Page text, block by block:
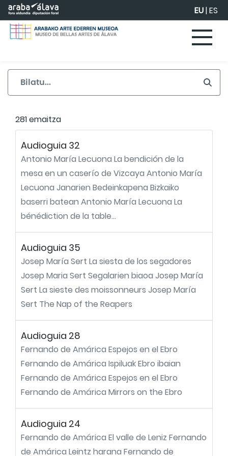
Eduki nagusira joan EU|ES
281 emaitza
Audioguia 32
Antonio María Lecuona La bendición de la
mesa en un caserío de Vizcaya Antonio María
Lecuona Janarien Bedeinkapena Bizkaiko
baserri batean Antonio María Lecuona La
bénédiction de la table...
Audioguia 35
Josep María Sert La siesta de los segadores
Josep Maria Sert Segalarien biaoa Josep María
Sert La sieste des moissonneurs Josep María
Sert The Nap of the Reapers
Audioguia 28
Fernando de Amárica Espejos en el Ebro
Fernando de Amárica Ispiluak Ebro ibaian
Fernando de Amárica Espejos en el Ebro
Fernando de Amárica Mirrors on the Ebro
Audioguia 24
Fernando de Amárica El valle de Leniz Fernando
de Amárica Leintz harana Fernando de